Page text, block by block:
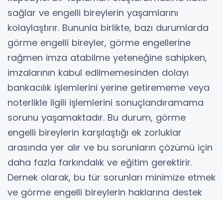
sağlar ve engelli bireylerin yaşamlarını
kolaylaştırır. Bununla birlikte, bazı durumlarda
görme engelli bireyler, görme engellerine
rağmen imza atabilme yeteneğine sahipken,
imzalarının kabul edilmemesinden dolayı
bankacılık işlemlerini yerine getirememe veya
noterlikle ilgili işlemlerini sonuçlandıramama
sorunu yaşamaktadır. Bu durum, görme
engelli bireylerin karşılaştığı ek zorluklar
arasında yer alır ve bu sorunların çözümü için
daha fazla farkındalık ve eğitim gerektirir.
Dernek olarak, bu tür sorunları minimize etmek
ve görme engelli bireylerin haklarına destek